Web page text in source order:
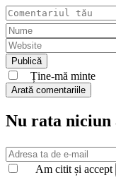
Ține-mă minte
Arată comentariile
Nu rata
Am citit și accept